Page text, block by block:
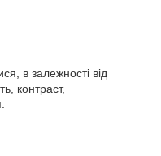
в залежності від
контраст,